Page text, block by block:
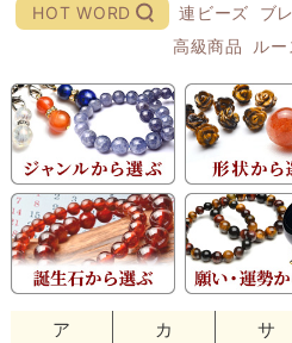
HOT WORD 連ビーズ ブ
高級商品
ルー
ア カ サ